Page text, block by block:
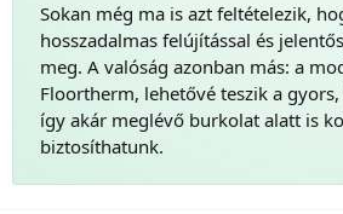
Sokan még ma is azt feltételezik,
hosszadalmas felújítással és
meg. A valóság azonban más: a
Floortherm, lehetővé teszik a
így akár meglévő burkolat alatt is
biztosíthatunk.